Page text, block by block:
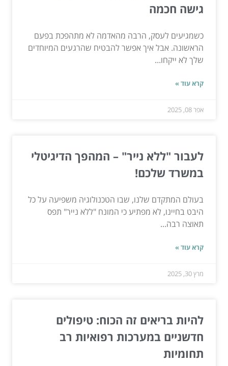
גישה חכמה
כשמגיעים לעסק, הרבה מהאדמה לא מתהפכת בפעם
הראשונה. אבל איך אפשר להבטיח שהרגעים המיוחדים
שלך לא ייקחו...
קרא עוד »
אפר 08, 2025
לעבור "ללא נייר" – המהפך הדיגיטלי
במשרד שלכם!
בעולם המתקדם שלנו, שבו הטכנולוגיה משפיעה על כל
היבט בחיינו, לא מפתיע כי המונח "ללא נייר" תפס
תאוצה רבה...
קרא עוד »
מרץ 30, 2025
להיות בריאים זה הכוח: טיפולים
חדשניים במערכות רפואיות רב
תחומיות